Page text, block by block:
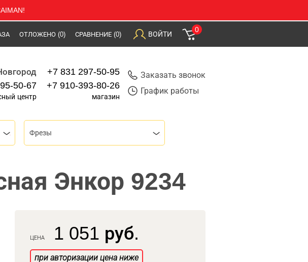
ОТЛОЖЕНО (0) СРАВНЕНИЕ (0) ВОЙТИ
0
50-67
центр
+7 831 297-50-95
+7 910-393-80-26
магазин
Заказать звонок
График работы
Фрезы
Энкор 9234
ЦЕНА 1 051 руб.
при авторизации цена ниже